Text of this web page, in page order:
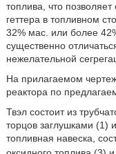
топлива, что
геттера в топливном
32% мас. или более
существенно
нежелательной
На прилагаемом
реактора по
Твэл состоит из
торцов заглушками (1)
топливная навеска,